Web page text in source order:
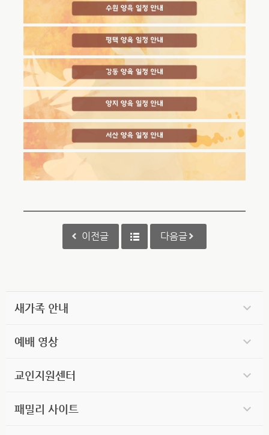
이전글 다음글
새가족 안내
예배 영상
교인지원센터
패밀리 사이트